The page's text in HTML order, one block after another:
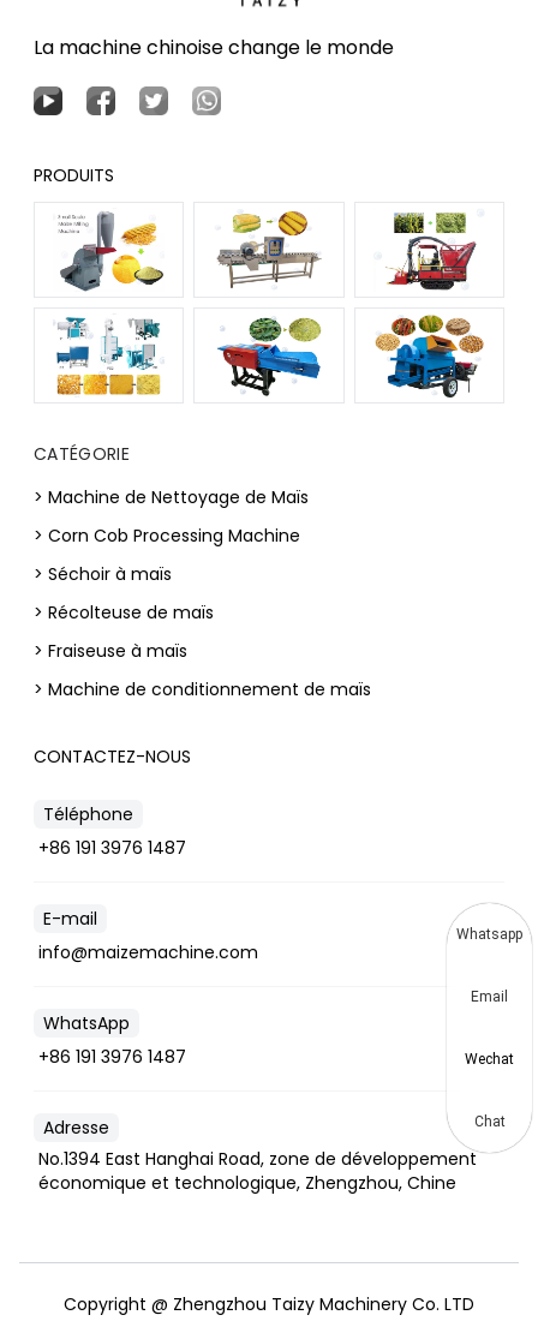
La machine chinoise change le monde
PRODUITS
CATÉGORIE
> Machine de Nettoyage de Maïs
> Corn Cob Processing Machine
> Séchoir à maïs
> Récolteuse de maïs
> Fraiseuse à maïs
> Machine de conditionnement de maïs
CONTACTEZ-NOUS
Téléphone
+86 191 3976 1487
E-mail
info@maizemachine.com
WhatsApp
+86 191 3976 1487
Adresse
No.1394 East Hanghai Road, zone de développement
économique et technologique, Zhengzhou, Chine
Copyright @ Zhengzhou Taizy Machinery Co. LTD
Whatsapp
Email
Wechat
Chat